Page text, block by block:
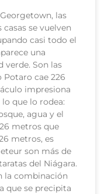
las
se vuelven
casi todo el
una
verde. Son las
Potaro cae 226
impresiona
que lo rodea:
agua y el
metros que
metros, es
son más de
del Niágara.
la combinación
que se precipita